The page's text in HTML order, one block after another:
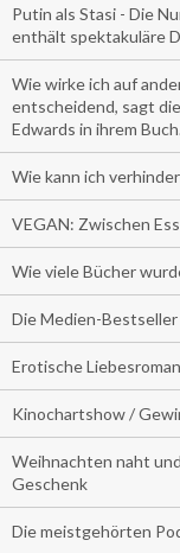
Putin als Stasi - Die
enthält spektakuläre
Wie wirke ich auf
entscheidend, sagt
Edwards in ihrem Buch.
Wie kann ich
VEGAN: Zwischen
Wie viele Bücher
Die Medien-Bestseller
Erotische
Kinochartshow /
Weihnachten naht
Geschenk
Die meistgehörten